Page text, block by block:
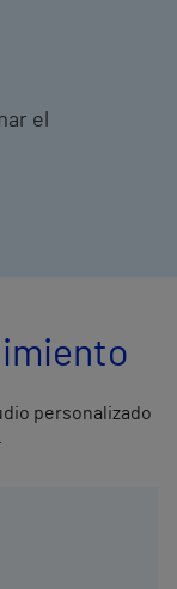
el
personalizado